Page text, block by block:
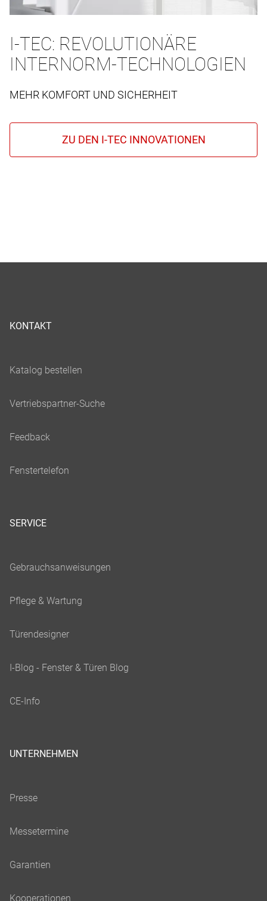
I-TEC: REVOLUTIONÄRE
INTERNORM-TECHNOLOGIEN
MEHR KOMFORT UND SICHERHEIT
KONTAKT
SERVICE
UNTERNEHMEN